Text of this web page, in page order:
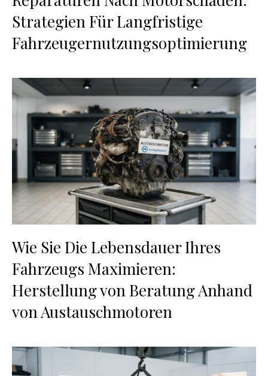
Strategien Für Langfristige
Fahrzeugernutzungsoptimierung
Wie Sie Die Lebensdauer Ihres
Fahrzeugs Maximieren:
Herstellung von Beratung Anhand
von Austauschmotoren